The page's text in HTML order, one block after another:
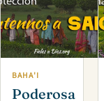
BAHA'I
Poderosa